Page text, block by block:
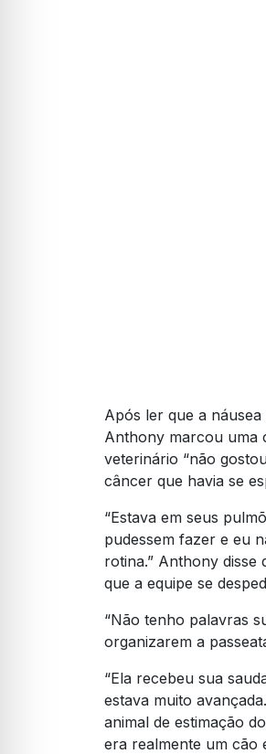
Após ler que a
Anthony marcou uma
veterinário “não
câncer que havia se
“Estava em seus
pudessem fazer e eu
rotina.” Anthony disse
que a equipe se
“Não tenho palavras
organizarem a
“Ela recebeu sua
estava muito
animal de estimação
era realmente um cão